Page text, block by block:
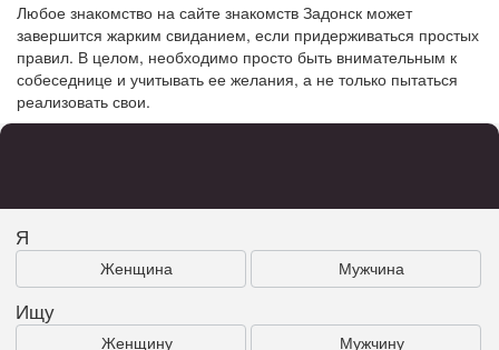
Любое знакомство на сайте знакомств Задонск может
завершится жарким свиданием, если придерживаться простых
правил. В целом, необходимо просто быть внимательным к
собеседнице и учитывать ее желания, а не только пытаться
реализовать свои.
Я
Женщина Мужчина
Ищу
Женщину Мужчину